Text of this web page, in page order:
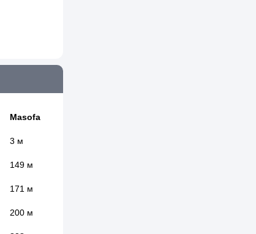
Masofa
3 м
149 м
171 м
200 м